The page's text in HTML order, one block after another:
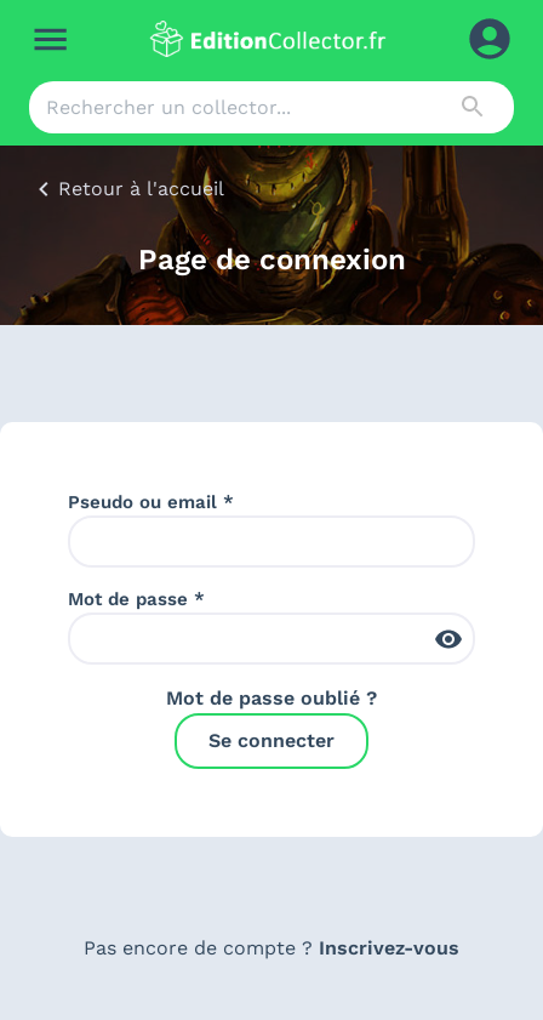
Retour à l'accueil
Page de connexion
Pseudo ou email *
Mot de passe *
Mot de passe oublié ?
Se connecter
Pas encore de compte ? Inscrivez-vous